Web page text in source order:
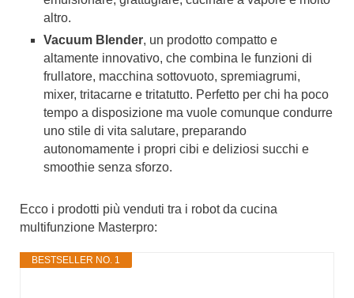
altro.
Vacuum Blender, un prodotto compatto e
altamente innovativo, che combina le funzioni di
frullatore, macchina sottovuoto, spremiagrumi,
mixer, tritacarne e tritatutto. Perfetto per chi ha poco
tempo a disposizione ma vuole comunque condurre
uno stile di vita salutare, preparando
autonomamente i propri cibi e deliziosi succhi e
smoothie senza sforzo.
Ecco i prodotti più venduti tra i robot da cucina
multifunzione Masterpro:
BESTSELLER NO. 1